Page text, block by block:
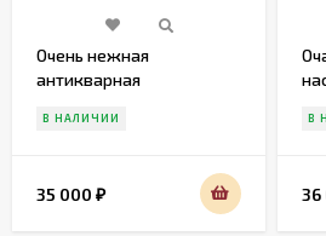
Очень нежная
антикварная
Ручная роспись
В НАЛИЧИИ
35 000 ₽
В
36